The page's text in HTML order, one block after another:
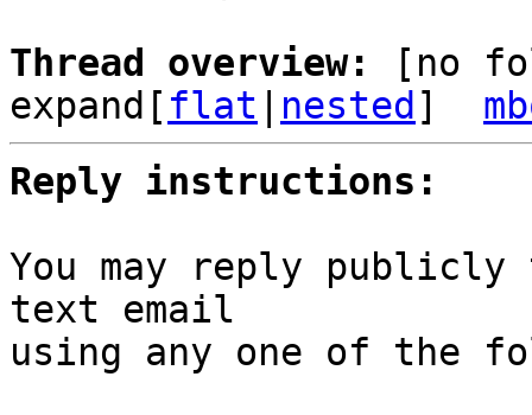
Thread overview:
[no
expand[ flat nested ]
Reply instructions:
You may reply
text email
using any one of the